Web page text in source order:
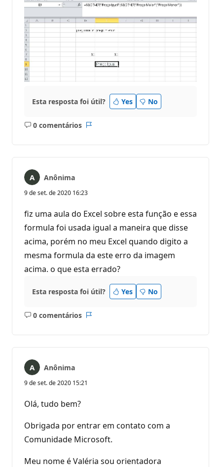
Esta resposta foi útil? Yes No
0 comentários
Sem
Anônima
9 de set. de 2020 16:23
fiz uma aula do Excel sobre esta função e essa
formula foi usada igual a maneira que disse
acima, porém no meu Excel quando digito a
mesma formula da este erro da imagem
acima. o que esta errado?
Esta resposta foi útil? Yes No
0 comentários
Sem
Anônima
9 de set. de 2020 15:21
Olá, tudo bem?
Obrigada por entrar em contato com a
Comunidade Microsoft.
Meu nome é Valéria sou orientadora